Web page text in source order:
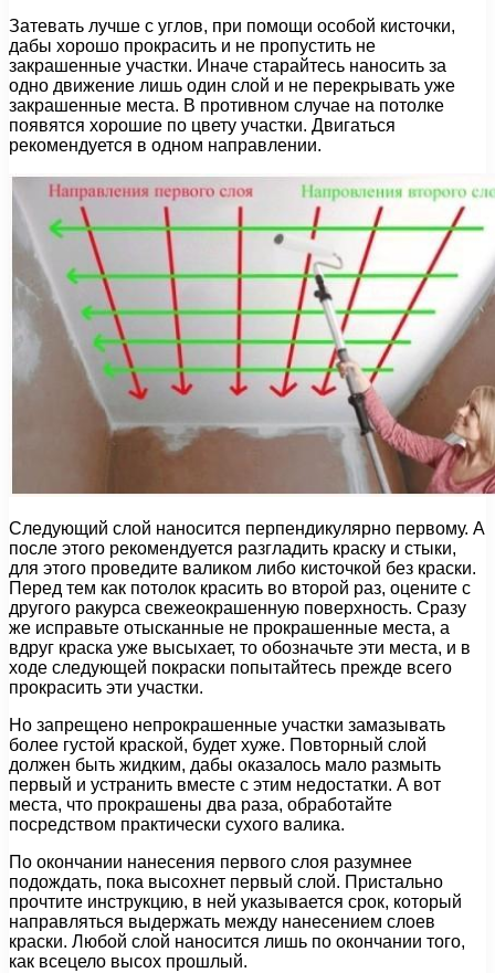
Затевать лучше с углов, при помощи особой кисточки,
дабы хорошо прокрасить и не пропустить не
закрашенные участки. Иначе старайтесь наносить за
одно движение лишь один слой и не перекрывать уже
закрашенные места. В противном случае на потолке
появятся хорошие по цвету участки. Двигаться
рекомендуется в одном направлении.
Следующий слой наносится перпендикулярно первому. А
после этого рекомендуется разгладить краску и стыки,
для этого проведите валиком либо кисточкой без краски.
Перед тем как потолок красить во второй раз, оцените с
другого ракурса свежеокрашенную поверхность. Сразу
же исправьте отысканные не прокрашенные места, а
вдруг краска уже высыхает, то обозначьте эти места, и в
ходе следующей покраски попытайтесь прежде всего
прокрасить эти участки.
Но запрещено непрокрашенные участки замазывать
более густой краской, будет хуже. Повторный слой
должен быть жидким, дабы оказалось мало размыть
первый и устранить вместе с этим недостатки. А вот
места, что прокрашены два раза, обработайте
посредством практически сухого валика.
По окончании нанесения первого слоя разумнее
подождать, пока высохнет первый слой. Пристально
прочтите инструкцию, в ней указывается срок, который
направляться выдержать между нанесением слоев
краски. Любой слой наносится лишь по окончании того,
как всецело высох прошлый.